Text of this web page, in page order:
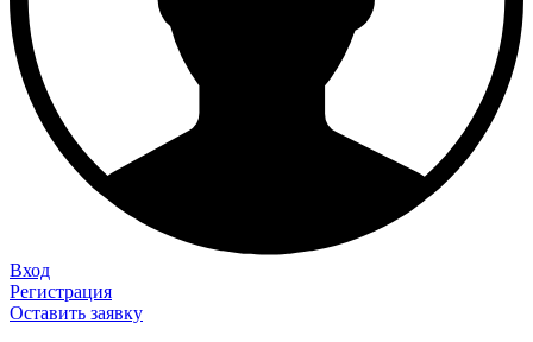
Вход
Регистрация
Оставить заявку